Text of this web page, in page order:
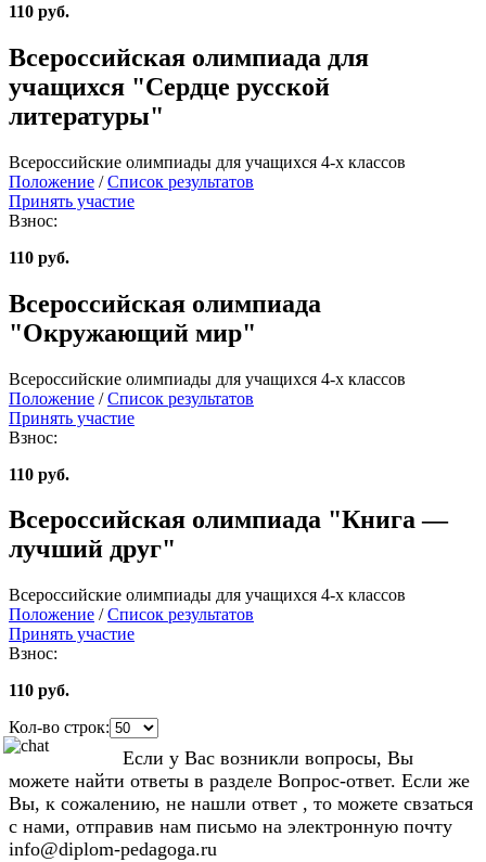
110 руб.
Всероссийская олимпиада для
учащихся "Сердце русской
литературы"
Всероссийские олимпиады для учащихся 4-х классов
Положение / Список результатов
Принять участие
Взнос:
110 руб.
Всероссийская олимпиада
"Окружающий мир"
Всероссийские олимпиады для учащихся 4-х классов
Положение / Список результатов
Принять участие
Взнос:
110 руб.
Всероссийская олимпиада "Книга —
лучший друг"
Всероссийские олимпиады для учащихся 4-х классов
Положение / Список результатов
Принять участие
Взнос:
110 руб.
Кол-во строк:
Если у Вас возникли вопросы, Вы
можете найти ответы в разделе Вопрос-ответ. Если же
Вы, к сожалению, не нашли ответ , то можете свзаться
с нами, отправив нам письмо на электронную почту
info@diplom-pedagoga.ru